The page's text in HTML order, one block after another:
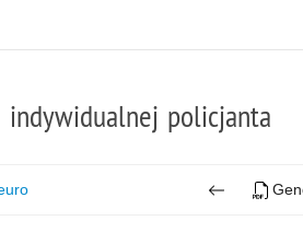
policjanta